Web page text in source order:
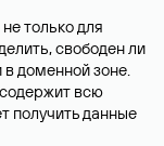
только для
свободен ли
доменной зоне.
всю
получить данные